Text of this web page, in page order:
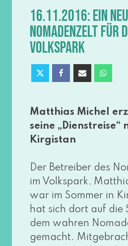
16.11.2016: EIN
NOMADENZELT FÜR
VOLKSPARK
Matthias Michel
sei­ne „Dienstreise“
Kirgistan
Der Betreiber des
im Volkspark,
war im Sommer in
hat sich dort auf die
dem wah­ren
gemacht.